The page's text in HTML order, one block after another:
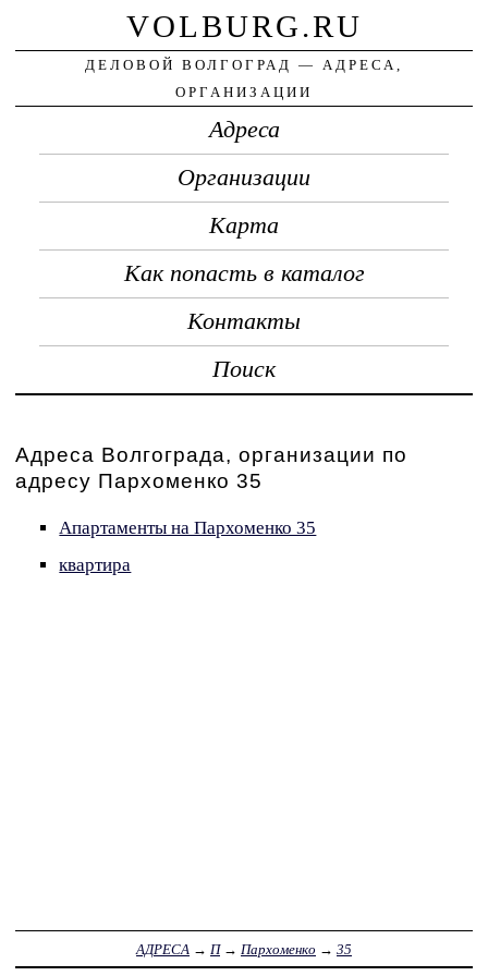
VOLBURG.RU
ДЕЛОВОЙ ВОЛГОГРАД — АДРЕСА,
ОРГАНИЗАЦИИ
Адреса
Организации
Карта
Как попасть в каталог
Контакты
Поиск
Адреса Волгограда, организации по
адресу Пархоменко 35
Апартаменты на Пархоменко 35
квартира
АДРЕСА → П→ Пархоменко → 35